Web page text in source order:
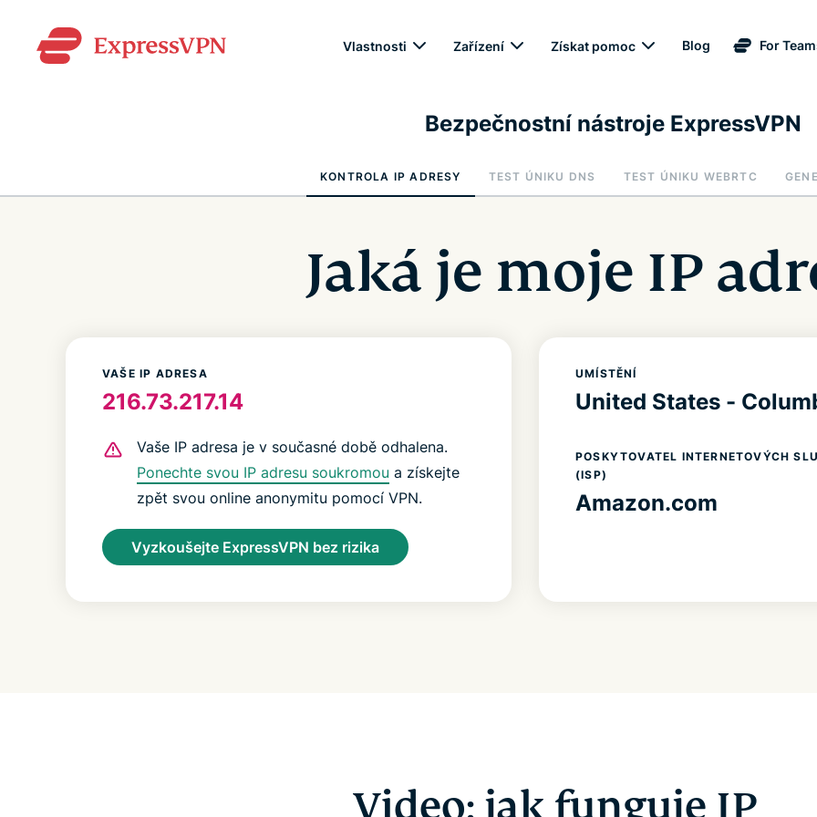
Vlastnosti Zařízení Získat pomoc Blog For
Bezpečnostní nástroje ExpressVPN
KONTROLA IP ADRESY TEST ÚNIKU DNS TEST ÚNIKU WEBRTC
Jaká je moje IP
VAŠE IP ADRESA
216.73.217.14
Vaše IP adresa je v současné době odhalena.
Ponechte svou IP adresu soukromou a získejte
zpět svou online anonymitu pomocí VPN.
Vyzkoušejte ExpressVPN bez rizika
UMÍSTĚNÍ
United States -
POSKYTOVATEL INTERNETOVÝCH
(ISP)
Amazon.com
Video: jak funguje IP